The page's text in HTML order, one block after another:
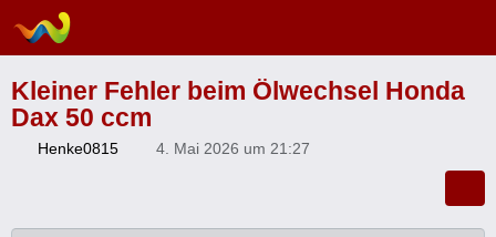
Kleiner Fehler beim Ölwechsel Honda
Dax 50 ccm
Henke0815 4. Mai 2026 um 21:27